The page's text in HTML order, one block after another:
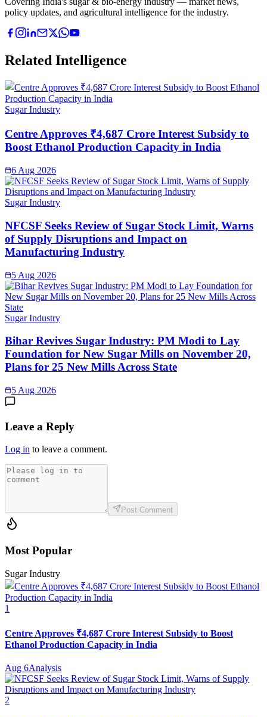
policy updates, and agricultural intelligence for the industry.
Related Intelligence
Sugar Industry
Centre Approves ₹4,687 Crore Interest Subsidy to
Boost Ethanol Production Capacity in India
6 Aug 2026
Sugar Industry
NFCSF Seeks Review of Sugar Stock Limit, Warns
of Supply Disruptions and Impact on
Manufacturing Industry
5 Aug 2026
Sugar Industry
Bihar Revives Sugar Industry: PM Modi to Lay
Foundation for New Sugar Mills on November 20,
Plans for 25 New Mills Across State
5 Aug 2026
Leave a Reply
Log in to leave a comment.
Post Comment
Most Popular
Sugar Industry
1
Centre Approves ₹4,687 Crore Interest Subsidy to Boost
Ethanol Production Capacity in India
Aug 6Analysis
2